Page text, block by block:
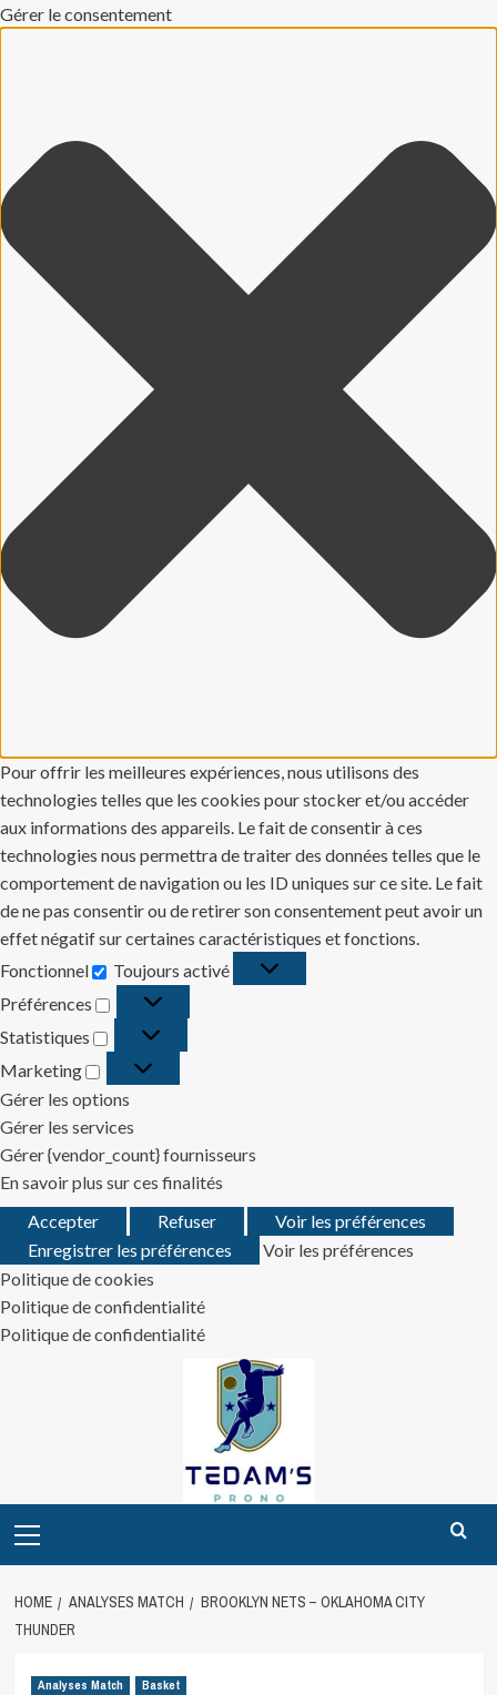
Gérer le consentement
Pour offrir les meilleures expériences, nous utilisons des
technologies telles que les cookies pour stocker et/ou accéder
aux informations des appareils. Le fait de consentir à ces
technologies nous permettra de traiter des données telles que le
comportement de navigation ou les ID uniques sur ce site. Le fait
de ne pas consentir ou de retirer son consentement peut avoir un
effet négatif sur certaines caractéristiques et fonctions.
Fonctionnel
Fonctionnel
Toujours activé
Préférences
Préférences
Statistiques
Statistiques
Marketing
Marketing
Gérer les options
Gérer les services
Gérer {vendor_count} fournisseurs
En savoir plus sur ces finalités
Accepter
Refuser
Voir les préférences
Enregistrer les préférences
Voir les préférences
Politique de cookies
Politique de confidentialité
Politique de confidentialité
Menu
HOME ANALYSES MATCH
BROOKLYN NETS – OKLAHOMA CITY
THUNDER
Analyses Match Basket